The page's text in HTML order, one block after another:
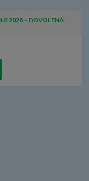
- DOVOLENÁ